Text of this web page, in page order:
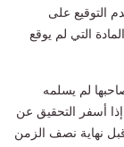
التوقيع على
التي لم يوقع
لم يسلمه
إذا أسفر التحقيق عن
نهاية نصف الزمن